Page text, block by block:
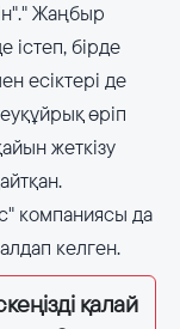
Жаңбыр
істеп, бірде
есіктері де
өріп
жеткізу
компаниясы да
келген.
қалай